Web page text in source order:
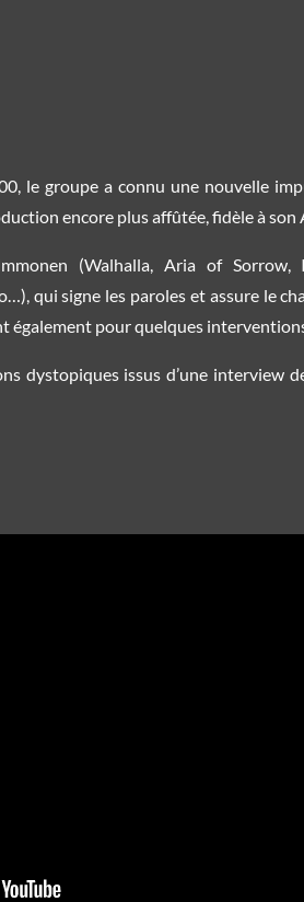
le groupe a connu une nouvelle
encore plus affûtée, fidèle à
(Walhalla, Aria of Sorrow,
qui signe les paroles et assure le
également pour quelques
dystopiques issus d’une